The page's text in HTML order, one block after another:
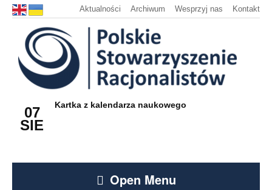
Aktualności Archiwum Wesprzyj nas Kontakt
07
SIE
Kartka z kalendarza naukowego
Open Menu